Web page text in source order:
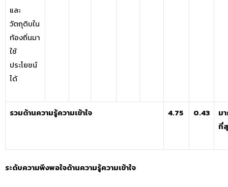
และ
วัตถุดิบใน
ท้องถิ่นมา
ใช้
ประโยชน์
ได้
รวมด้านความรู้ความเข้าใจ 4.75 0.43
ม
ที่
ระดับความพึงพอใจด้านความรู้ความเข้าใจ